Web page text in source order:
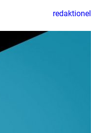
redaktionel